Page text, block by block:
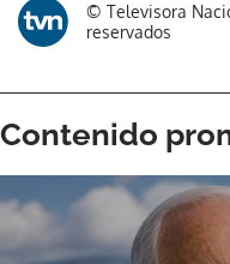
© Televisora
reservados